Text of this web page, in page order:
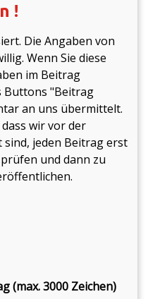
!
Die Angaben von
Wenn Sie diese
im Beitrag
Buttons "Beitrag
an uns übermittelt.
wir vor der
jeden Beitrag erst
und dann zu
(max. 3000 Zeichen)